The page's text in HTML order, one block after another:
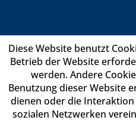
Diese Website benutzt
Betrieb der Website
werden. Andere
Benutzung dieser Website
dienen oder die
sozialen Netzwerken